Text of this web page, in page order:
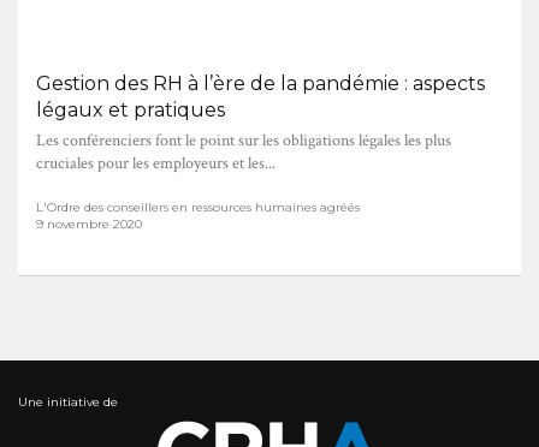
Gestion des RH à l’ère de la pandémie : aspects
légaux et pratiques
Les conférenciers font le point sur les obligations légales les plus
cruciales pour les employeurs et les...
L'Ordre des conseillers en ressources humaines agréés
9 novembre 2020
Une initiative de